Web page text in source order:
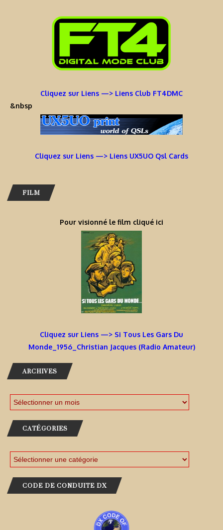
Cliquez sur Liens —> Liens Club FT4DMC
&nbsp
Cliquez sur Liens —> Liens UX5UO Qsl Cards
FILM
Pour visionné le film cliqué ici
Cliquez sur Liens —> Si Tous Les Gars Du
Monde_1956_Christian Jacques (Radio Amateur)
ARCHIVES
CATÉGORIES
CODE DE CONDUITE DX